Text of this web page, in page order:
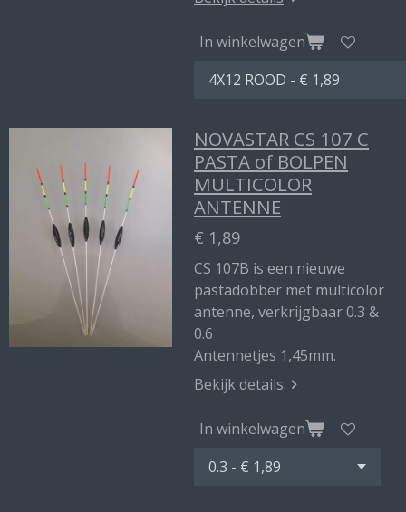
In winkelwagen
NOVASTAR CS 107 C
PASTA of BOLPEN
MULTICOLOR
ANTENNE
€ 1,89
CS 107B is een nieuwe
pastadobber met multicolor
antenne, verkrijgbaar 0.3 &
0.6
Antennetjes 1,45mm.
Bekijk details
In winkelwagen